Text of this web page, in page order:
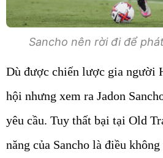
Sancho nên rời đi để
Dù được chiến lược gia người
hội nhưng xem ra Jadon
yêu cầu. Tuy thất bại tại Old
năng của Sancho là điều